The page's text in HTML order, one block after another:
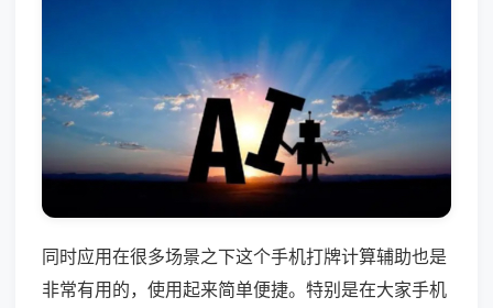
同时应用在很多场景之下这个手机打牌计算辅助也是
非常有用的，使用起来简单便捷。特别是在大家手机